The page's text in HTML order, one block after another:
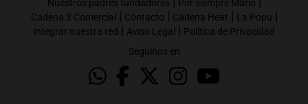
Nuestros padres fundadores Por siempre Mario
Cadena 3 Comercial | Contacto | Cadena Heat | La Popu |
Integrar nuestra red | Aviso Legal | Política de Privacidad
Seguinos en